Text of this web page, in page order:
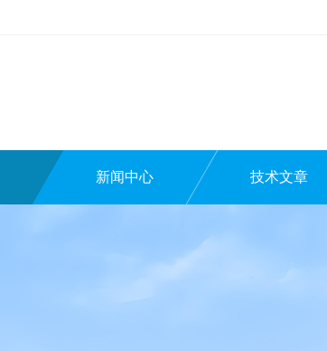
新闻中心 技术文章